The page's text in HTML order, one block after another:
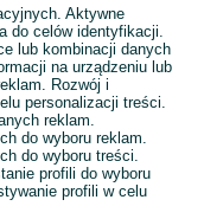
Aktywne
do celów identyfikacji.
lub kombinacji danych
na urządzeniu lub
Rozwój i
personalizacji treści.
reklam.
do wyboru reklam.
do wyboru treści.
profili do wyboru
profili w celu